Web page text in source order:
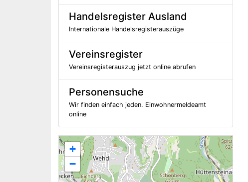
Handelsregister Ausland
Internationale Handelsregisterauszüge
Vereinsregister
Vereinsregisterauszug jetzt online abrufen
Personensuche
Wir finden einfach jeden. Einwohnermeldeamt
online
+
−